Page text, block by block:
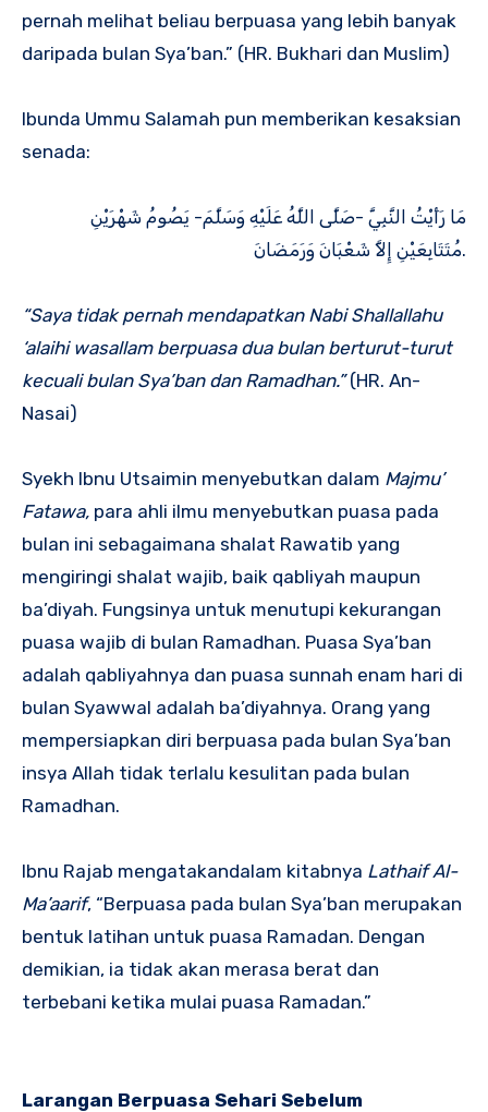
pernah melihat beliau berpuasa yang lebih banyak
daripada bulan Sya’ban.” (HR. Bukhari dan Muslim)
Ibunda Ummu Salamah pun memberikan kesaksian
senada:
مَا رَأَيْتُ النَّبِيَّ -صَلَّى اللَّهُ عَلَيْهِ وَسَلَّمَ- يَصُومُ شَهْرَيْنِ
مُتَتَابِعَيْنِ إِلاَّ شَعْبَانَ وَرَمَضَانَ.
“Saya tidak pernah mendapatkan Nabi Shallallahu
‘alaihi wasallam berpuasa dua bulan berturut-turut
kecuali bulan Sya’ban dan Ramadhan.”(HR. An-
Nasai)
Syekh Ibnu Utsaimin menyebutkan dalam Majmu’
Fatawa, para ahli ilmu menyebutkan puasa pada
bulan ini sebagaimana shalat Rawatib yang
mengiringi shalat wajib, baik qabliyah maupun
ba’diyah. Fungsinya untuk menutupi kekurangan
puasa wajib di bulan Ramadhan. Puasa Sya’ban
adalah qabliyahnya dan puasa sunnah enam hari di
bulan Syawwal adalah ba’diyahnya. Orang yang
mempersiapkan diri berpuasa pada bulan Sya’ban
insya Allah tidak terlalu kesulitan pada bulan
Ramadhan.
Ibnu Rajab mengatakandalam kitabnya Lathaif Al-
Ma’aarif, “Berpuasa pada bulan Sya’ban merupakan
bentuk latihan untuk puasa Ramadan. Dengan
demikian, ia tidak akan merasa berat dan
terbebani ketika mulai puasa Ramadan.”
Larangan Berpuasa Sehari Sebelum